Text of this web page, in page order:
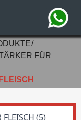
FÜR